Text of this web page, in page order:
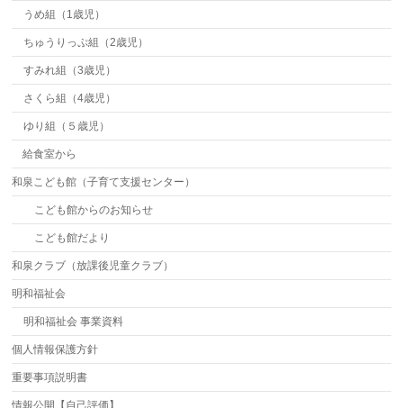
うめ組（1歳児）
ちゅうりっぷ組（2歳児）
すみれ組（3歳児）
さくら組（4歳児）
ゆり組（５歳児）
給食室から
和泉こども館（子育て支援センター）
こども館からのお知らせ
こども館だより
和泉クラブ（放課後児童クラブ）
明和福祉会
明和福祉会 事業資料
個人情報保護方針
重要事項説明書